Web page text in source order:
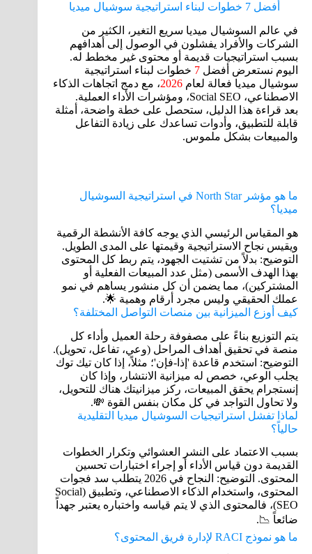
أفضل 7 خطوات لبناء استراتيجية سوشيال ميديا
في عالم السوشيال ميديا سريع التغير، الكثير من
الشركات والأفراد يفشلون في الوصول إلى أهدافهم
بسبب استراتيجيات قديمة أو محتوى غير مخطط له.
اليوم نستعرض أفضل 7 خطوات لبناء استراتيجية
سوشيال ميديا فعالة لعام 2026، مع دمج اتجاهات الذكاء
الاصطناعي، Social SEO، ومؤشرات الأداء العملية.
بعد قراءة هذا الدليل، ستحصل على خطة واضحة، أمثلة
قابلة للتطبيق، وأدوات تساعدك على زيادة التفاعل
والمبيعات بشكل ملموس.
ما هو مؤشر North Star في استراتيجية السوشيال
ميديا؟
هو المقياس الرئيسي الذي يوجه كافة الأنشطة الرقمية
ويقيس نجاح الاستراتيجية وقيمتها على المدى الطويل.
التوضيح: بدلاً من تشتيت الجهود، يتم ربط كل المحتوى
بهذا الهدف الأسمى (مثل عدد المبيعات الفعلية أو
المشتركين)، مما يضمن أن كل منشور يساهم في نمو
عملك الحقيقي وليس مجرد أرقام وهمية 🌟.
كيف أوزع الميزانية بين منصات التواصل المختلفة؟
يتم التوزيع بناءً على مصفوفة رحلة العميل وأداء كل
منصة في تحقيق أهداف المراحل (وعي، تفاعل، تحويل).
التوضيح: استخدم قاعدة 'إذا-فإن'؛ مثلاً، إذا كان تيك توك
يجلب الوعي، خصص له ميزانية الانتشار، وإذا كان
إنستجرام يحقق المبيعات، ركز ميزانيتك هناك للتحويل،
ولا تحاول التواجد في كل مكان بنفس القوة 💸.
لماذا تفشل استراتيجيات السوشيال ميديا التقليدية
حالياً؟
بسبب الاعتماد على النشر العشوائي وتكرار الخطوات
القديمة دون قياس الأداء أو إجراء اختبارات تحسين
المحتوى. التوضيح: النجاح في 2026 يتطلب سد فجوات
المحتوى، واستخدام الذكاء الاصطناعي، وتطبيق (Social
SEO)، فالمحتوى الذي لا يتم قياسه واختباره يعتبر جهداً
ضائعاً 📉.
ما هو نموذج RACI لإدارة فريق المحتوى؟